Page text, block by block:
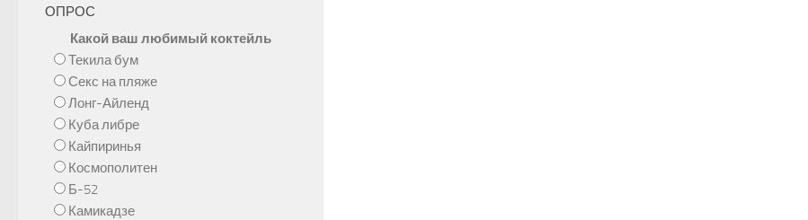
ОПРОС
Какой ваш любимый коктейль
Текила бум
Секс на пляже
Лонг-Айленд
Куба либре
Кайпиринья
Космополитен
Б-52
Камикадзе